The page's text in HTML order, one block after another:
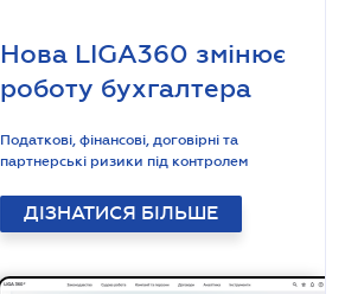
Нова LIGA360 змінює
роботу бухгалтера
Податкові, фінансові, договірні та
партнерські ризики під контролем
ДІЗНАТИСЯ БІЛЬШЕ